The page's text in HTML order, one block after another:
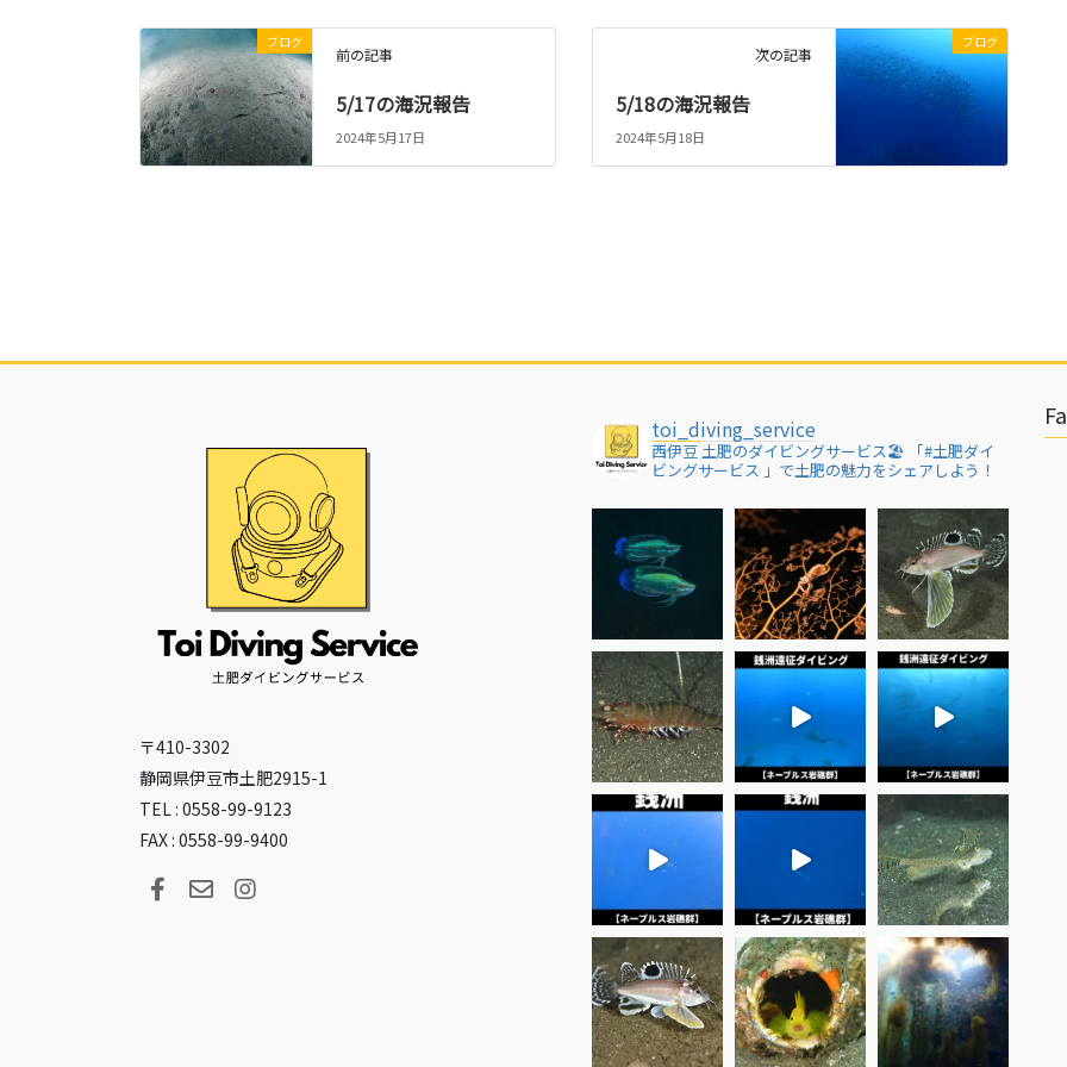
ブログ
前の記事
5/17の海況報告
2024年5月17日
ブログ
次の記事
5/18の海況報告
2024年5月18日
〒410-3302
静岡県伊豆市土肥2915-1
TEL : 0558-99-9123
FAX : 0558-99-9400
toi_diving_service
西伊豆 土肥のダイビングサービス🏖
「#土肥ダイ
ビングサービス 」で土肥の魅力をシェアしよう！